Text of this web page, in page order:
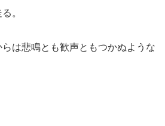
。
らは悲鳴とも歓声ともつかぬような